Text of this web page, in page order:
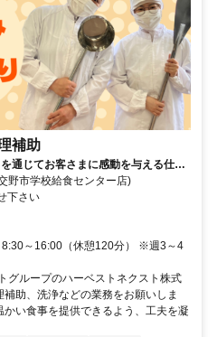
補助
通じてお客さまに感動を与える仕事
野市学校給食センター店)
下さい
8:30～16:00（休憩120分） ※週3～4
グループのハーベストネクスト株式
助、洗浄などの業務をお願いしま
い食事を提供できるよう、工夫を凝